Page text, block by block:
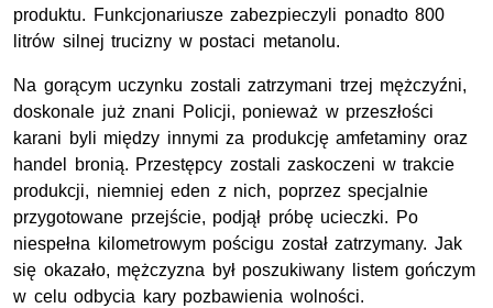
produktu. Funkcjonariusze zabezpieczyli ponadto 800
litrów silnej trucizny w postaci metanolu.
Na gorącym uczynku zostali zatrzymani trzej mężczyźni,
doskonale już znani Policji, ponieważ w przeszłości
karani byli między innymi za produkcję amfetaminy oraz
handel bronią. Przestępcy zostali zaskoczeni w trakcie
produkcji, niemniej eden z nich, poprzez specjalnie
przygotowane przejście, podjął próbę ucieczki. Po
niespełna kilometrowym pościgu został zatrzymany. Jak
się okazało, mężczyzna był poszukiwany listem gończym
w celu odbycia kary pozbawienia wolności.